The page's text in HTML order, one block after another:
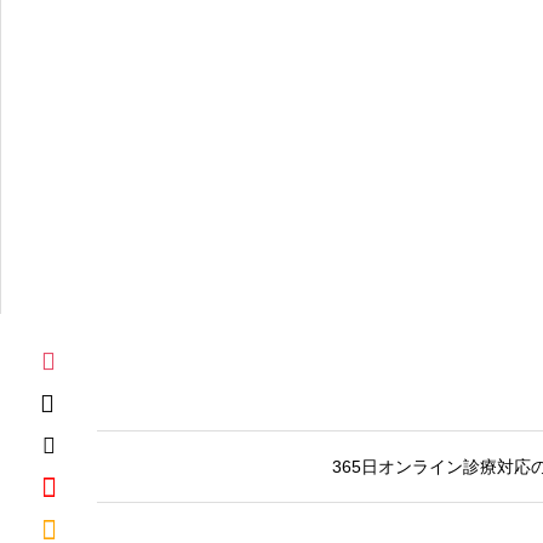
365日オンライン診療対応